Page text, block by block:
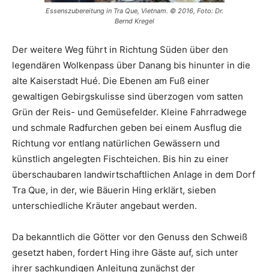
Essenszubereitung in Tra Que, Vietnam. © 2016, Foto: Dr.
Bernd Kregel
Der weitere Weg führt in Richtung Süden über den
legendären Wolkenpass über Danang bis hinunter in die
alte Kaiserstadt Hué. Die Ebenen am Fuß einer
gewaltigen Gebirgskulisse sind überzogen vom satten
Grün der Reis- und Gemüsefelder. Kleine Fahrradwege
und schmale Radfurchen geben bei einem Ausflug die
Richtung vor entlang natürlichen Gewässern und
künstlich angelegten Fischteichen. Bis hin zu einer
überschaubaren landwirtschaftlichen Anlage in dem Dorf
Tra Que, in der, wie Bäuerin Hing erklärt, sieben
unterschiedliche Kräuter angebaut werden.
Da bekanntlich die Götter vor den Genuss den Schweiß
gesetzt haben, fordert Hing ihre Gäste auf, sich unter
ihrer sachkundigen Anleitung zunächst der